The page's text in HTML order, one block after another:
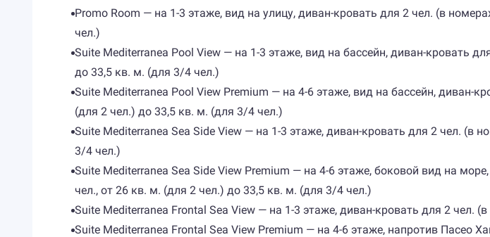
Promo Room — на 1-3 этаже, вид на улицу, диван-кровать для 2 чел. (в
чел.)
Suite Mediterranea Pool View — на 1-3 этаже, вид на бассейн, диван-кровать
до 33,5 кв. м. (для 3/4 чел.)
Suite Mediterranea Pool View Premium — на 4-6 этаже, вид на бассейн, диван-
(для 2 чел.) до 33,5 кв. м. (для 3/4 чел.)
Suite Mediterranea Sea Side View — на 1-3 этаже, диван-кровать для 2 чел. (в
3/4 чел.)
Suite Mediterranea Sea Side View Premium — на 4-6 этаже, боковой вид на
чел., от 26 кв. м. (для 2 чел.) до 33,5 кв. м. (для 3/4 чел.)
Suite Mediterranea Frontal Sea View — на 1-3 этаже, диван-кровать для 2 чел.
Suite Mediterranea Frontal Sea View Premium — на 4-6 этаже, напротив Пасео